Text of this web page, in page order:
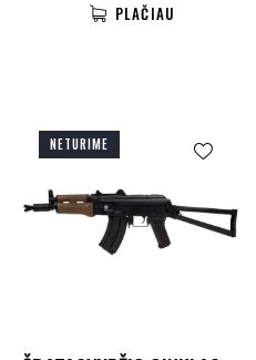
PLAČIAU
NETURIME